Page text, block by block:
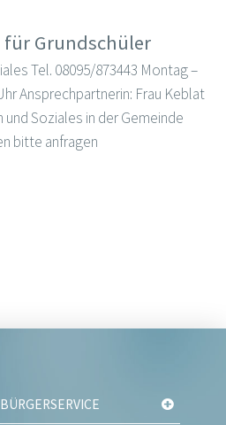
Grundschüler
Tel. 08095/873443 Montag –
Ansprechpartnerin: Frau Keblat
Soziales in der Gemeinde
bitte anfragen